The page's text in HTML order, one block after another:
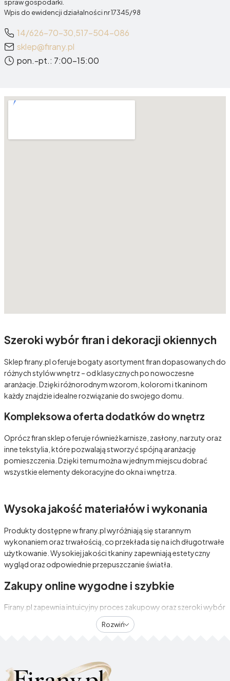
spraw gospodarki.
Wpis do ewidencji działalności nr 17345/98
14/626-70-30, 517-504-086
sklep@firany.pl
pon.-pt.: 7:00-15:00
Szeroki wybór firan i dekoracji okiennych
Sklep firany.pl oferuje bogaty asortyment firan dopasowanych do
różnych stylów wnętrz – od klasycznych po nowoczesne
aranżacje. Dzięki różnorodnym wzorom, kolorom i tkaninom
każdy znajdzie idealne rozwiązanie do swojego domu.
Kompleksowa oferta dodatków do wnętrz
Oprócz firan sklep oferuje również karnisze, zasłony, narzuty oraz
inne tekstylia, które pozwalają stworzyć spójną aranżację
pomieszczenia. Dzięki temu można w jednym miejscu dobrać
wszystkie elementy dekoracyjne do okna i wnętrza.
Wysoka jakość materiałów i wykonania
Produkty dostępne w firany.pl wyróżniają się starannym
wykonaniem oraz trwałością, co przekłada się na ich długotrwałe
użytkowanie. Wysokiej jakości tkaniny zapewniają estetyczny
wygląd oraz odpowiednie przepuszczanie światła.
Zakupy online wygodne i szybkie
Firany.pl zapewnia intuicyjny proces zakupowy oraz szeroki wybór
produktów dostępnych od ręki. Szybka realizacja zamówień i
przejrzysta oferta sprawiają, że zakupy są komfortowe i
Rozwiń
Zwiń